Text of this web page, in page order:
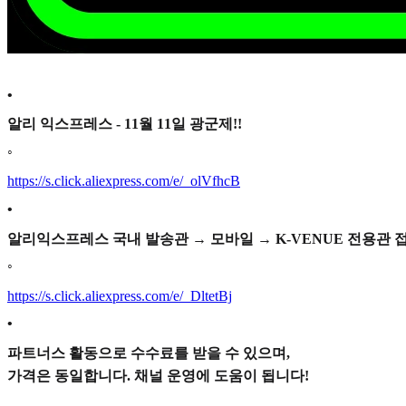
•
알리 익스프레스 - 11월 11일 광군제!!
◦
https://s.click.aliexpress.com/e/_olVfhcB
•
알리익스프레스 국내 발송관 → 모바일 → K-VENUE 전용관
◦
https://s.click.aliexpress.com/e/_DltetBj
•
파트너스 활동으로 수수료를 받을 수 있으며,
가격은 동일합니다. 채널 운영에 도움이 됩니다!